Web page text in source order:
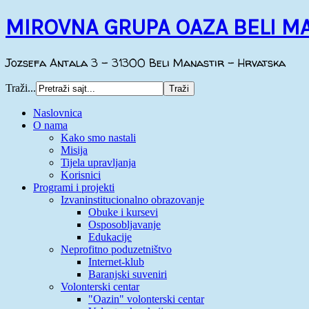
MIROVNA GRUPA OAZA BELI
Jozsefa Antala 3 - 31300 Beli Manastir - Hrvatska
Traži...
Naslovnica
O nama
Kako smo nastali
Misija
Tijela upravljanja
Korisnici
Programi i projekti
Izvaninstitucionalno obrazovanje
Obuke i kursevi
Osposobljavanje
Edukacije
Neprofitno poduzetništvo
Internet-klub
Baranjski suveniri
Volonterski centar
"Oazin" volonterski centar